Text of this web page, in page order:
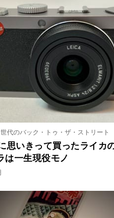
代のバック・トゥ・ザ・ストリート
思いきって買ったライカ
は一生現役モノ